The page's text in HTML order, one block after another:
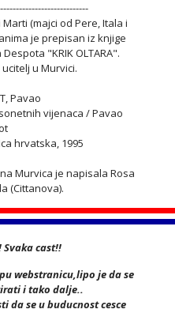
(majci od Pere, Itala i
je prepisan iz knjige
"KRIK OLTARA".
u Murvici.
Pavao
vijenaca / Pavao
hrvatska, 1995
Murvica je napisala Rosa
(Cittanova).
Svaka cast!!
webstranicu,lipo je da se
i tako dalje..
da se u buducnost cesce